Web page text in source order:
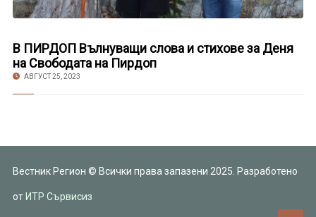
В ПИРДОП Вълнуващи слова и стихове за Деня
на Свободата на Пирдоп
АВГУСТ 25, 2023
Вестник Регион © Всички права запазени 2025. Разработено
от ИТР Сървисиз